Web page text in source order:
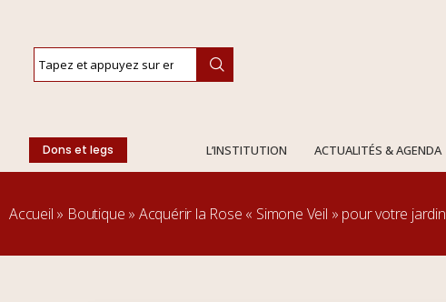
Dons et legs L’INSTITUTION ACTUALITÉS & AGENDA
Accueil » Boutique » Acquérir la Rose « Simone Veil » pour votre jardin